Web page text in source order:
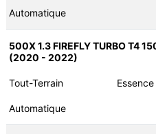
Automatique
500X 1.3 FIREFLY TURBO T4
(2020 - 2022)
Tout-Terrain Essence
Automatique